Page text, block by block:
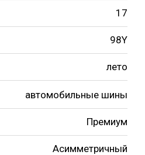
17
98Y
лето
автомобильные шины
Премиум
Асимметричный